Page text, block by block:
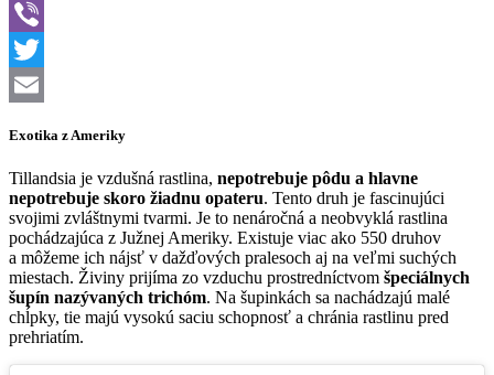
WhatsApp
Viber
Twitter
Exotika z Ameriky
Tillandsia je vzdušná rastlina, nepotrebuje pôdu a hlavne
nepotrebuje skoro žiadnu opateru. Tento druh je fascinujúci
svojimi zvláštnymi tvarmi. Je to nenáročná a neobvyklá rastlina
pochádzajúca z Južnej Ameriky. Existuje viac ako 550 druhov
a môžeme ich nájsť v dažďových pralesoch aj na veľmi suchých
miestach. Živiny prijíma zo vzduchu prostredníctvom špeciálnych
šupín nazývaných trichóm. Na šupinkách sa nachádzajú malé
chĺpky, tie majú vysokú saciu schopnosť a chránia rastlinu pred
prehriatím.